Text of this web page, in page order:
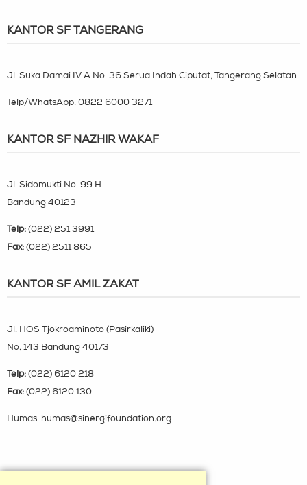
KANTOR SF TANGERANG
Jl. Suka Damai IV A No. 36 Serua Indah Ciputat, Tangerang Selatan
Telp/WhatsApp: 0822 6000 3271
KANTOR SF NAZHIR WAKAF
Jl. Sidomukti No. 99 H
Bandung 40123
Telp: (022) 251 3991
Fax: (022) 2511 865
KANTOR SF AMIL ZAKAT
Jl. HOS Tjokroaminoto (Pasirkaliki)
No. 143 Bandung 40173
Telp: (022) 6120 218
Fax: (022) 6120 130
Humas: humas@sinergifoundation.org